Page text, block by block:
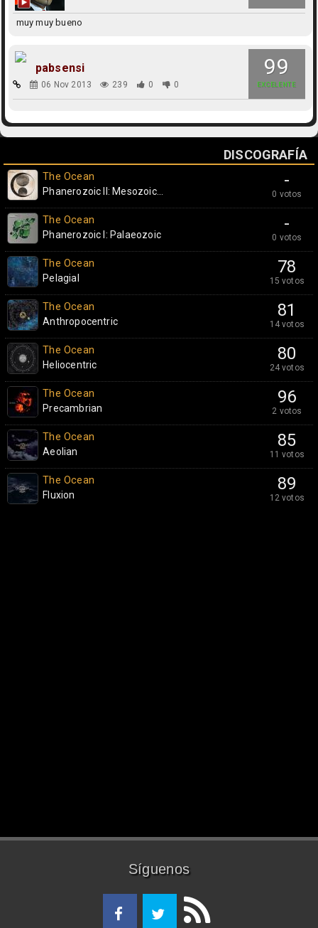
muy muy bueno
99
EXCELENTE
pabsensi
06 Nov 2013 239 0 0
DISCOGRAFÍA
-
0 votos
The Ocean
Phanerozoic II: Mesozoic...
-
0 votos
The Ocean
Phanerozoic I: Palaeozoic
78
15 votos
The Ocean
Pelagial
81
14 votos
The Ocean
Anthropocentric
80
24 votos
The Ocean
Heliocentric
96
2 votos
The Ocean
Precambrian
85
11 votos
The Ocean
Aeolian
89
12 votos
The Ocean
Fluxion
Síguenos